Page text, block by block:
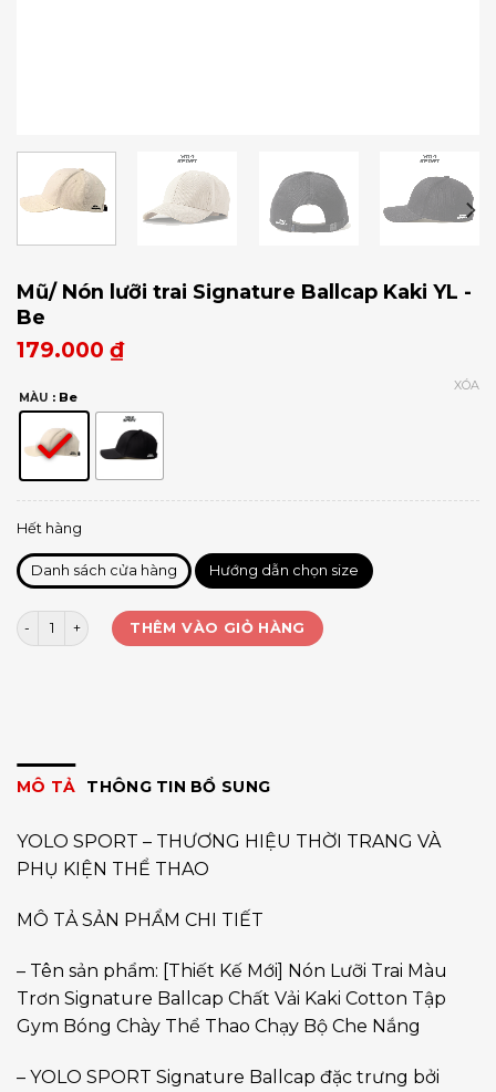
Mũ/ Nón lưỡi trai Signature Ballcap Kaki YL -
Be
179.000 ₫
MÀU : Be
XÓA
Hết hàng
Danh sách cửa hàng Hướng dẫn chọn size
Mũ/ Nón lưỡi trai Signature Ballcap Kaki YL số lượng
THÊM VÀO GIỎ HÀNG
MÔ TẢ THÔNG TIN BỔ SUNG
YOLO SPORT – THƯƠNG HIỆU THỜI TRANG VÀ
PHỤ KIỆN THỂ THAO
MÔ TẢ SẢN PHẨM CHI TIẾT
– Tên sản phẩm: [Thiết Kế Mới] Nón Lưỡi Trai Màu
Trơn Signature Ballcap Chất Vải Kaki Cotton Tập
Gym Bóng Chày Thể Thao Chạy Bộ Che Nắng
– YOLO SPORT Signature Ballcap đặc trưng bởi